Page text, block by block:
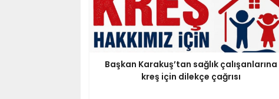
Başkan Karakuş’tan sağlık çalışanlarına
kreş için dilekçe çağrısı